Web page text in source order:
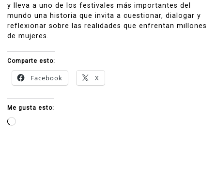
y lleva a uno de los festivales más importantes del
mundo una historia que invita a cuestionar, dialogar y
reflexionar sobre las realidades que enfrentan millones
de mujeres.
Comparte esto:
Facebook X
Me gusta esto:
Cargando...